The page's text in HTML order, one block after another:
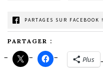
PARTAGES SUR FACEBOOK !
PARTAGER :
Plus